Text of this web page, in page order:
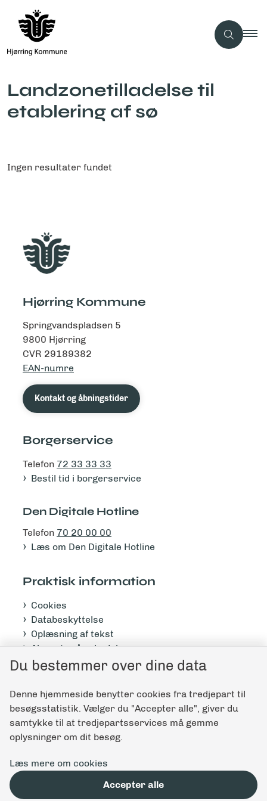
Landzonetilladelse til
etablering af sø
Ingen resultater fundet
Hjørring Kommune
Springvandspladsen 5
9800 Hjørring
CVR 29189382
EAN-numre
Kontakt og åbningstider
Borgerservice
Telefon 72 33 33 33
Bestil tid i borgerservice
Den Digitale Hotline
Telefon 70 20 00 00
Læs om Den Digitale Hotline
Praktisk information
Cookies
Databeskyttelse
Oplæsning af tekst
Abonnér på nyhedsbrev
Tilgængelighedserklæring
Giv feedback til denne side
Du bestemmer over dine data
Denne hjemmeside benytter cookies fra tredjepart til
besøgsstatistik. Vælger du "Accepter alle", giver du
samtykke til at tredjepartsservices må gemme
oplysninger om dit besøg.
Læs mere om cookies
Accepter alle